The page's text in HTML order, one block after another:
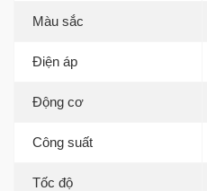
Màu sắc
Điện áp
Động cơ
Công suất
Tốc độ